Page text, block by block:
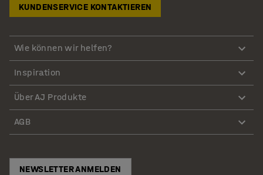
KUNDENSERVICE KONTAKTIEREN
Wie können wir helfen?
Inspiration
Über AJ Produkte
AGB
NEWSLETTER ANMELDEN